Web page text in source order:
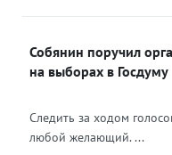
Собянин поручил
на выборах в Госдуму
Следить за ходом
любой желающий. ...